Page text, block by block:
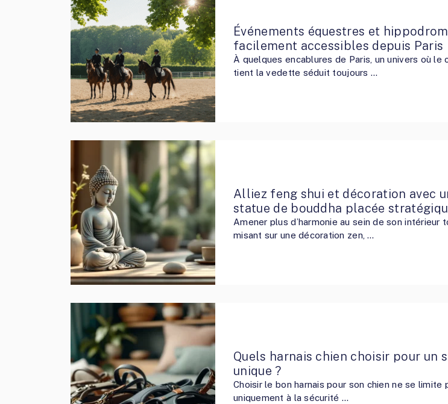
Événements équestres et
facilement accessibles depuis Paris
À quelques encablures de Paris, un univers où le
tient la vedette séduit toujours …
Alliez feng shui et décoration avec
statue de bouddha placée
Amener plus d’harmonie au sein de son intérieur
misant sur une décoration zen, …
Quels harnais chien choisir pour un
unique ?
Choisir le bon harnais pour son chien ne se limite
uniquement à la sécurité …